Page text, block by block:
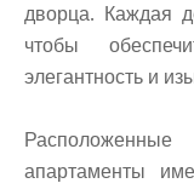
дворца. Каждая
чтобы
элегантность и
апартаменты